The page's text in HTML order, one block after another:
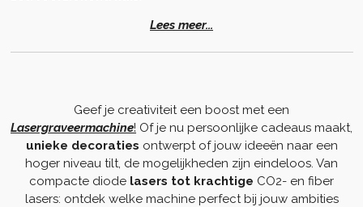
Lees meer...
Geef je creativiteit een boost met een
Lasergraveermachine! Of je nu persoonlijke cadeaus maakt,
unieke decoraties ontwerpt of jouw ideeën naar een
hoger niveau tilt, de mogelijkheden zijn eindeloos. Van
compacte diode lasers tot krachtige CO2- en fiber
lasers: ontdek welke machine perfect bij jouw ambities